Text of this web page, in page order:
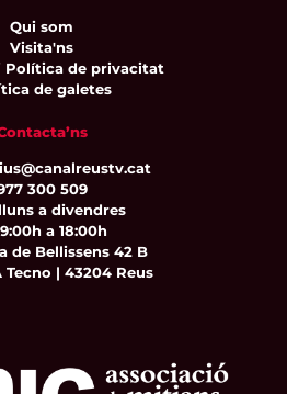
Qui som
Visita'ns
Política de privacitat
de galetes
300 509
a divendres
a 18:00h
de Bellissens 42 B
Tecno | 43204 Reus